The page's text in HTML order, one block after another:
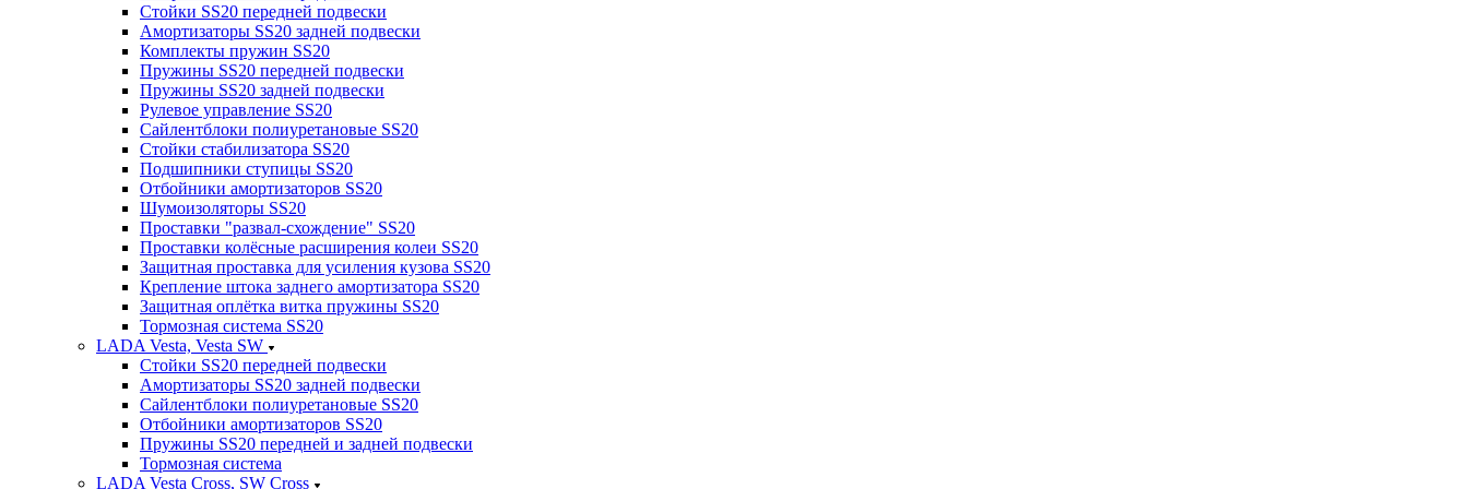
Стойки SS20 передней подвески
Амортизаторы SS20 задней подвески
Комплекты пружин SS20
Пружины SS20 передней подвески
Пружины SS20 задней подвески
Рулевое управление SS20
Сайлентблоки полиуретановые SS20
Стойки стабилизатора SS20
Подшипники ступицы SS20
Отбойники амортизаторов SS20
Шумоизоляторы SS20
Проставки "развал-схождение" SS20
Проставки колёсные расширения колеи SS20
Защитная проставка для усиления кузова SS20
Крепление штока заднего амортизатора SS20
Защитная оплётка витка пружины SS20
Тормозная система SS20
LADA Vesta, Vesta SW
Стойки SS20 передней подвески
Амортизаторы SS20 задней подвески
Сайлентблоки полиуретановые SS20
Отбойники амортизаторов SS20
Пружины SS20 передней и задней подвески
Тормозная система
LADA Vesta Cross, SW Cross